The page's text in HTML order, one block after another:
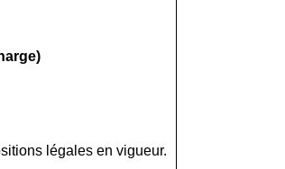
légales en vigueur.